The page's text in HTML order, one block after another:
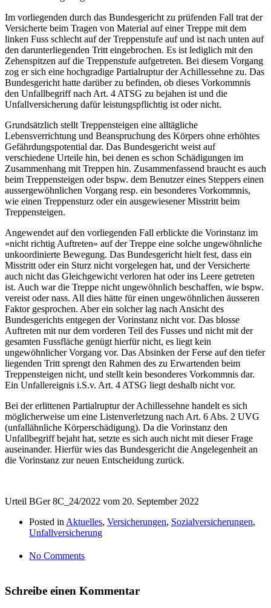
Im vorliegenden durch das Bundesgericht zu prüfenden Fall trat der
Versicherte beim Tragen von Material auf einer Treppe mit dem
linken Fuss schlecht auf der Treppenstufe auf und ist nach unten auf
den darunterliegenden Tritt eingebrochen. Es ist lediglich mit den
Zehenspitzen auf die Treppenstufe aufgetreten. Bei diesem Vorgang
zog er sich eine hochgradige Partialruptur der Achillessehne zu. Das
Bundesgericht hatte darüber zu befinden, ob dieses Vorkommnis
den Unfallbegriff nach Art. 4 ATSG zu bejahen ist und die
Unfallversicherung dafür leistungspflichtig ist oder nicht.
Grundsätzlich stellt Treppensteigen eine alltägliche
Lebensverrichtung und Beanspruchung des Körpers ohne erhöhtes
Gefährdungspotential dar. Das Bundesgericht weist auf
verschiedene Urteile hin, bei denen es schon Schädigungen im
Zusammenhang mit Treppen hin. Zusammenfassend braucht es auch
beim Treppensteigen oder bspw. dem Benutzer eines Steppers einen
aussergewöhnlichen Vorgang resp. ein besonderes Vorkommnis,
wie einen Treppensturz oder ein ausgewiesener Misstritt beim
Treppensteigen.
Angewendet auf den vorliegenden Fall erblickte die Vorinstanz im
«nicht richtig Auftreten» auf der Treppe eine solche ungewöhnliche
unkoordinierte Bewegung. Das Bundesgericht hielt fest, dass ein
Misstritt oder ein Sturz nicht vorgelegen hat, und der Versicherte
auch nicht das Gleichgewicht verloren hat oder ins Leere getreten
ist. Auch war die Treppe nicht ungewöhnlich beschaffen, wie bspw.
vereist oder nass. All dies hätte für einen ungewöhnlichen äusseren
Faktor gesprochen. Aber ein solcher lag nach Ansicht des
Bundesgerichts entgegen der Vorinstanz nicht vor. Das blosse
Auftreten mit nur dem vorderen Teil des Fusses und nicht mit der
gesamten Fussfläche genügt hierfür nicht, es liegt kein
ungewöhnlicher Vorgang vor. Das Absinken der Ferse auf den tiefer
liegenden Tritt sprengt den Rahmen des zu Erwartenden beim
Treppensteigen nicht, und stellt kein besonderes Vorkommnis dar.
Ein Unfallereignis i.S.v. Art. 4 ATSG liegt deshalb nicht vor.
Bei der erlittenen Partialruptur der Achillessehne handelt es sich
möglicherweise um eine Listenverletzung nach Art. 6 Abs. 2 UVG
(unfallähnliche Körperschädigung). Da die Vorinstanz den
Unfallbegriff bejaht hat, setzte es sich auch nicht mit dieser Frage
auseinander. Hierfür wies das Bundesgericht die Angelegenheit an
die Vorinstanz zur neuen Entscheidung zurück.
Urteil BGer 8C_24/2022 vom 20. September 2022
Posted in Aktuelles, Versicherungen, Sozialversicherungen,
Unfallversicherung
No Comments
Schreibe einen Kommentar